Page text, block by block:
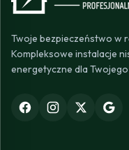
Twoje bezpieczeństwo w
Kompleksowe instalacje
energetyczne dla Twojego